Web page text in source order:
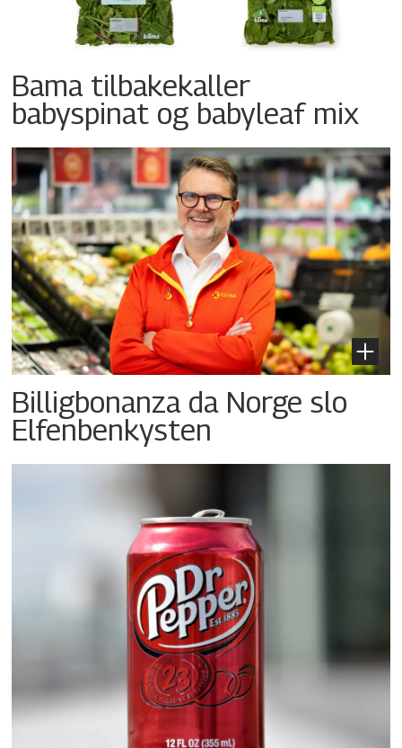
Bama tilbakekaller
babyspinat og babyleaf mix
Billigbonanza da Norge slo
Elfenbenkysten